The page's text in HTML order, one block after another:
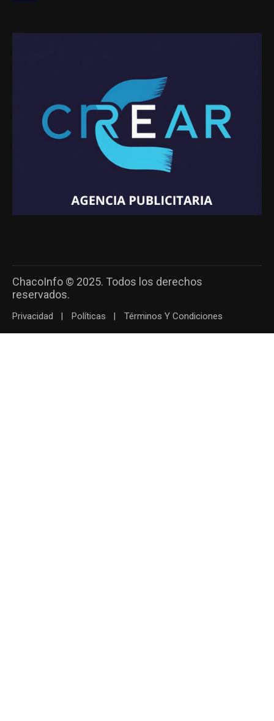
ChacoInfo © 2025. Todos los derechos
reservados.
Privacidad Políticas Términos Y Condiciones